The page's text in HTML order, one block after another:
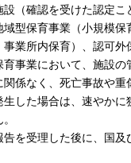
（確認を受けた認定こ
型保育事業（小規模保
事業所内保育）、認可外
事業において、施設の
係なく、死亡事故や重
生した場合は、速やかに
を受理した後に、国及